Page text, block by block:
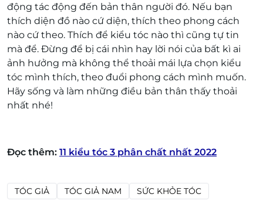
động tác động đến bản thân người đó. Nếu bạn
thích diện đồ nào cứ diện, thích theo phong cách
nào cứ theo. Thích để kiểu tóc nào thì cũng tự tin
mà để. Đừng để bị cái nhìn hay lời nói của bất kì ai
ảnh hưởng mà không thể thoải mái lựa chọn kiểu
tóc mình thích, theo đuổi phong cách mình muốn.
Hãy sống và làm những điều bản thân thấy thoải
nhất nhé!
Đọc thêm: 11 kiểu tóc 3 phân chất nhất 2022
TÓC GIẢ TÓC GIẢ NAM SỨC KHỎE TÓC